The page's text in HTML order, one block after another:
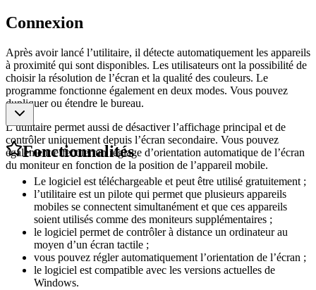
Connexion
Après avoir lancé l’utilitaire, il détecte automatiquement les appareils
à proximité qui sont disponibles. Les utilisateurs ont la possibilité de
choisir la résolution de l’écran et la qualité des couleurs. Le
programme fonctionne également en deux modes. Vous pouvez
dupliquer ou étendre le bureau.
L’utilitaire permet aussi de désactiver l’affichage principal et de
contrôler uniquement depuis l’écran secondaire. Vous pouvez
également effectuer un réglage d’orientation automatique de l’écran
du moniteur en fonction de la position de l’appareil mobile.
Fonctionnalités
Le logiciel est téléchargeable et peut être utilisé gratuitement ;
l’utilitaire est un pilote qui permet que plusieurs appareils
mobiles se connectent simultanément et que ces appareils
soient utilisés comme des moniteurs supplémentaires ;
le logiciel permet de contrôler à distance un ordinateur au
moyen d’un écran tactile ;
vous pouvez régler automatiquement l’orientation de l’écran ;
le logiciel est compatible avec les versions actuelles de
Windows.